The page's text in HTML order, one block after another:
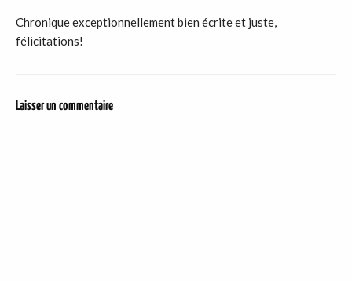
Chronique exceptionnellement bien écrite et juste,
félicitations!
Laisser un commentaire